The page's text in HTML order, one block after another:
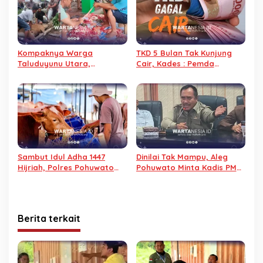
Kompaknya Warga
Taluduyunu Utara,
Iduladha 2026
TKD 5 Bulan Tak Kunjung
Cair, Kades : Pemda
Sambut Idul Adha 1447
Hijriah, Polres Pohuwato
Dinilai Tak Mampu, Aleg
Pohuwato Minta Kadis PMD
Berita terkait